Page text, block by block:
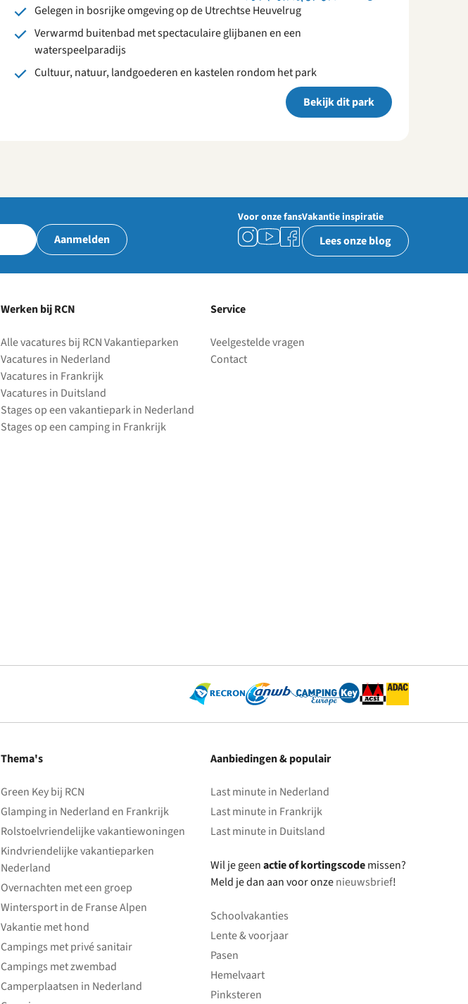
Gelegen in bosrijke omgeving op de Utrechtse Heuvelrug
Verwarmd buitenbad met spectaculaire glijbanen en een
waterspeelparadijs
Cultuur, natuur, landgoederen en kastelen rondom het park
Bekijk dit park
Aanmelden
Voor onze fansVakantie inspiratie
Lees onze blog
Werken bij RCN
Alle vacatures bij RCN Vakantieparken
Vacatures in Nederland
Vacatures in Frankrijk
Vacatures in Duitsland
Stages op een vakantiepark in Nederland
Stages op een camping in Frankrijk
Service
Veelgestelde vragen
Contact
Thema's
Green Key bij RCN
Glamping in Nederland en Frankrijk
Rolstoelvriendelijke vakantiewoningen
Kindvriendelijke vakantieparken
Nederland
Overnachten met een groep
Wintersport in de Franse Alpen
Vakantie met hond
Campings met privé sanitair
Campings met zwembad
Camperplaatsen in Nederland
Aanbiedingen & populair
Last minute in Nederland
Last minute in Frankrijk
Last minute in Duitsland
Wil je geenactie of kortingscodemissen?
Meld je dan aan voor onzenieuwsbrief!
Schoolvakanties
Lente & voorjaar
Pasen
Hemelvaart
Pinksteren